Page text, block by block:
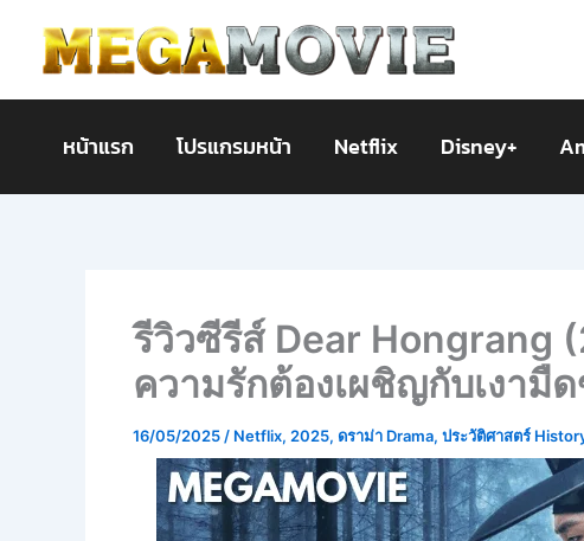
content
หน้าแรก โปรแกรมหน้า Netflix Disney+
รีวิวซีรีส์ Dear Hongrang
ความรักต้องเผชิญกับเงามื
16/05/2025 / Netflix, 2025, ดราม่า Drama, ประวัติศาสตร์